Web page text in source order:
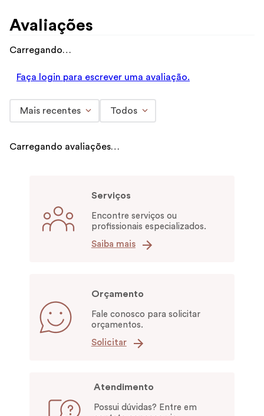
Avaliações
Carregando…
Faça login para escrever uma avaliação.
Mais recentes Todos
Carregando avaliações…
Serviços
Encontre serviços ou
profissionais especializados.
Saiba mais
Orçamento
Fale conosco para solicitar
orçamentos.
Solicitar
Atendimento
Possui dúvidas? Entre em